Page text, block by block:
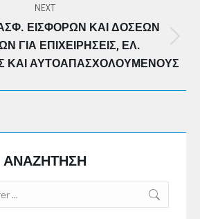
NEXT
Next
post:
ΕΙΣΦΟΡΏΝ ΚΑΙ ΔΌΣΕΩΝ
ΓΙΑ ΕΠΙΧΕΙΡΉΣΕΙΣ, ΕΛ.
ΚΑΙ ΑΥΤΟΑΠΑΣΧΟΛΟΎΜΕΝΟΥΣ
ΑΝΑΖΗΤΗΣΗ